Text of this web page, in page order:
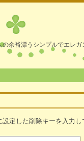
の余裕漂うシンプルでエレ
設定した削除キーを入力し